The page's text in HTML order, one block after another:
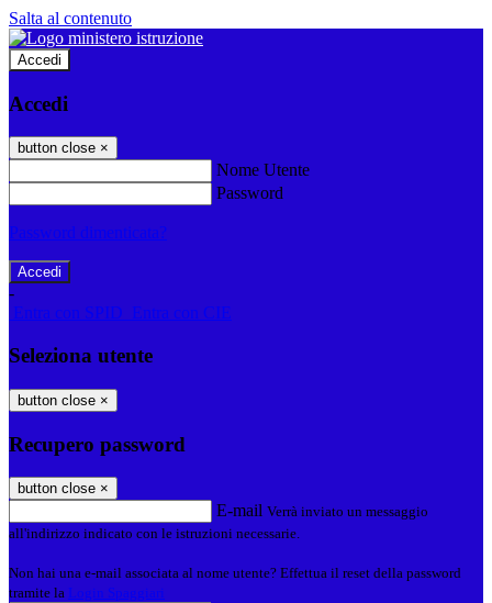
Salta al contenuto
Accedi
Accedi
button close ×
Nome Utente
Password
Password dimenticata?
-
Entra con SPID
Entra con CIE
Seleziona utente
button close ×
Recupero password
button close ×
E-mail Verrà inviato un messaggio
all'indirizzo indicato con le istruzioni necessarie.
Non hai una e-mail associata al nome utente? Effettua il reset della password
tramite la Login Spaggiari